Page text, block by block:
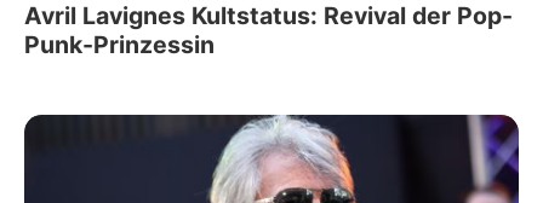
Avril Lavignes Kultstatus: Revival der Pop-
Punk-Prinzessin